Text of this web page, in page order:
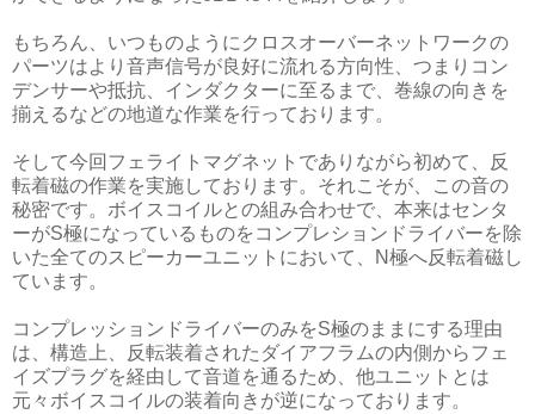
もちろん、いつものようにクロスオーバーネットワークの
パーツはより音声信号が良好に流れる方向性、つまりコン
デンサーや抵抗、インダクターに至るまで、巻線の向きを
揃えるなどの地道な作業を行っております。
そして今回フェライトマグネットでありながら初めて、反
転着磁の作業を実施しております。それこそが、この音の
秘密です。ボイスコイルとの組み合わせで、本来はセンタ
ーがS極になっているものをコンプレションドライバーを除
いた全てのスピーカーユニットにおいて、N極へ反転着磁し
ています。
コンプレッションドライバーのみをS極のままにする理由
は、構造上、反転装着されたダイアフラムの内側からフェ
イズプラグを経由して音道を通るため、他ユニットとは
元々ボイスコイルの装着向きが逆になっております。